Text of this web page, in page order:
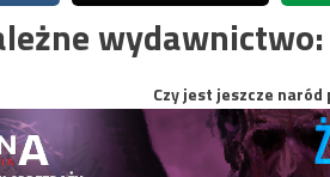
wydawnictwo:
Czy jest jeszcze naród